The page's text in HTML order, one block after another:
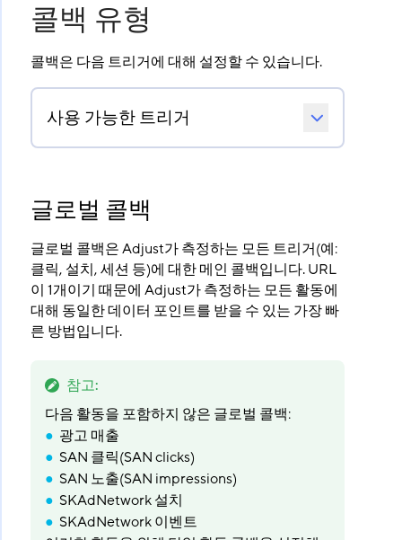
콜백 유형
콜백은 다음 트리거에 대해 설정할 수 있습니다.
사용 가능한 트리거
글로벌 콜백
글로벌 콜백은 Adjust가 측정하는 모든 트리거(예:
클릭, 설치, 세션 등)에 대한 메인 콜백입니다. URL
이 1개이기 때문에 Adjust가 측정하는 모든 활동에
대해 동일한 데이터 포인트를 받을 수 있는 가장 빠
른 방법입니다.
참고:
다음 활동을 포함하지 않은 글로벌 콜백:
광고 매출
SAN 클릭(SAN clicks)
SAN 노출(SAN impressions)
SKAdNetwork 설치
SKAdNetwork 이벤트